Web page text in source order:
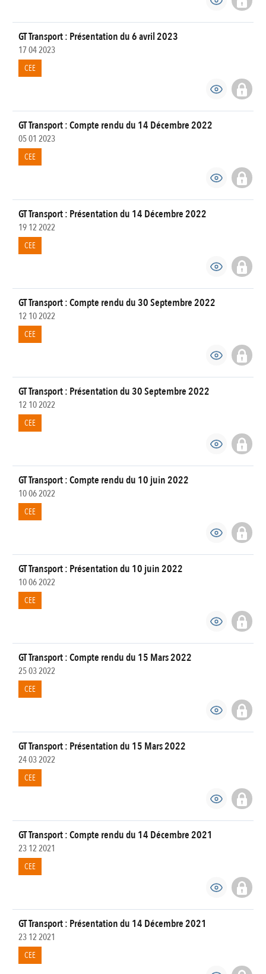
GT Transport : Présentation du 6 avril 2023
17 04 2023
CEE
GT Transport : Compte rendu du 14 Décembre 2022
05 01 2023
CEE
GT Transport : Présentation du 14 Décembre 2022
19 12 2022
CEE
GT Transport : Compte rendu du 30 Septembre 2022
12 10 2022
CEE
GT Transport : Présentation du 30 Septembre 2022
12 10 2022
CEE
GT Transport : Compte rendu du 10 juin 2022
10 06 2022
CEE
GT Transport : Présentation du 10 juin 2022
10 06 2022
CEE
GT Transport : Compte rendu du 15 Mars 2022
25 03 2022
CEE
GT Transport : Présentation du 15 Mars 2022
24 03 2022
CEE
GT Transport : Compte rendu du 14 Décembre 2021
23 12 2021
CEE
GT Transport : Présentation du 14 Décembre 2021
23 12 2021
CEE